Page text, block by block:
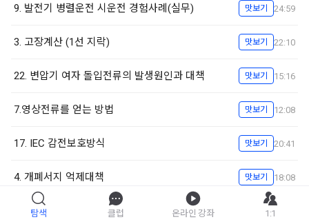
9. 발전기 병렬운전 시운전 경험사례(실무) 맛보기 24:59
3. 고장계산 (1선 지락) 맛보기 22:10
22. 변압기 여자 돌입전류의 발생원인과 대책 맛보기 15:16
7.영상전류를 얻는 방법 맛보기 12:08
17. IEC 감전보호방식 맛보기 20:41
4. 개폐서지 억제대책 맛보기 18:08
13. 전압강하율 등가식 및 벡터도 맛보기 16:45
탐색 클럽 온라인 강좌 1:1